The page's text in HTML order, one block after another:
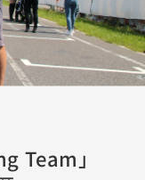
XSR
155
PW50
50
125
JOG
Team」